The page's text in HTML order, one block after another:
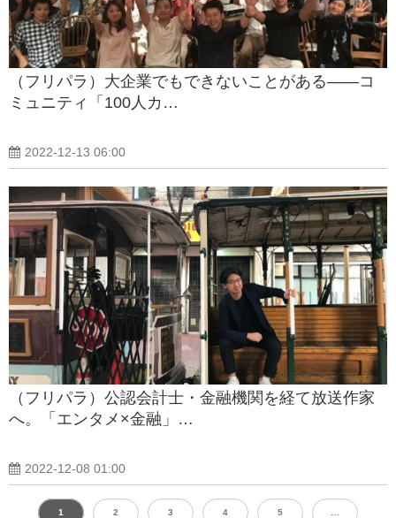
（フリパラ）大企業でもできないことがある――コ
ミュニティ「100人カ…
2022-12-13 06:00
（フリパラ）公認会計士・金融機関を経て放送作家
へ。「エンタメ×金融」…
2022-12-08 01:00
1 2 3 4 5